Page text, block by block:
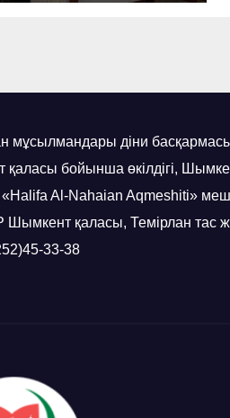
мұсылмандары діни
қаласы бойынша өкілдігі,
Al-Nahaian Aqmeshiti»
Шымкент қаласы, Темірлан тас
33-38